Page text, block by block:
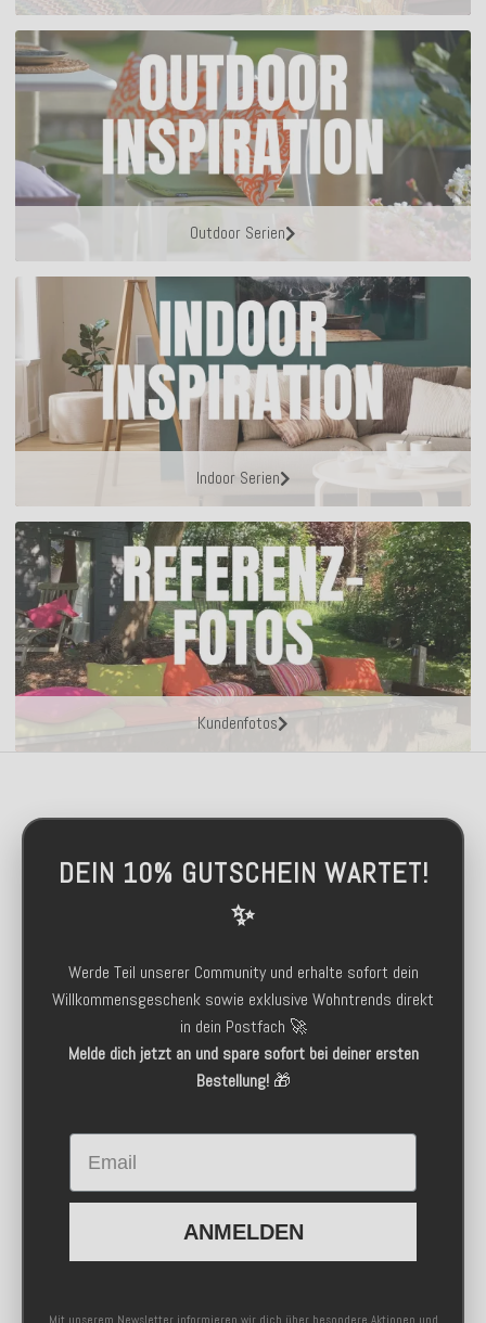
Outdoor Serien
Indoor Serien
Kundenfotos
DEIN 10% GUTSCHEIN WARTET!
✨
Werde Teil unserer Community und erhalte sofort dein
Willkommensgeschenk sowie exklusive Wohntrends direkt
in dein Postfach 🚀
Melde dich jetzt an und spare sofort bei deiner ersten
Bestellung!🎁
Email
ANMELDEN